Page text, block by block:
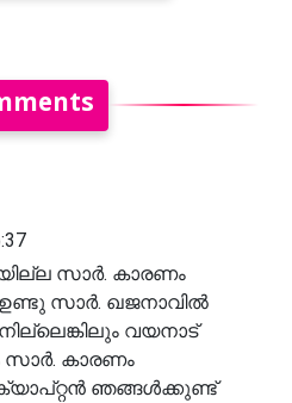
സാർ. കാരണം
സാർ. ഖജനാവിൽ
വയനാട്
സാർ. കാരണം
ഞങ്ങൾക്കുണ്ട്